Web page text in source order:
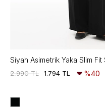
Siyah Asimetrik Yaka Slim Fit
1.794 TL
2.990 TL %40